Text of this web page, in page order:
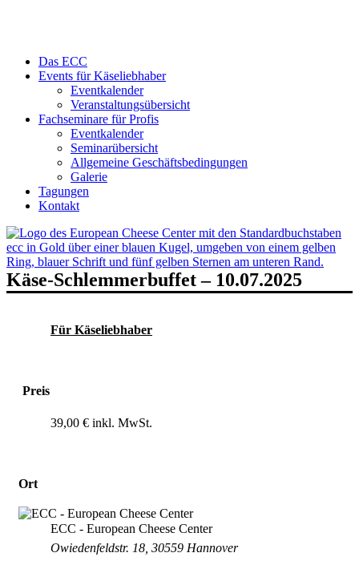
Das ECC
Events für Käseliebhaber
Eventkalender
Veranstaltungsübersicht
Fachseminare für Profis
Eventkalender
Seminarübersicht
Allgemeine Geschäftsbedingungen
Galerie
Tagungen
Kontakt
Käse-Schlemmerbuffet – 10.07.2025
Für Käseliebhaber
Preis
39,00 €
Ort
ECC - European Cheese Center
Owiedenfeldstr. 18, 30559 Hannover